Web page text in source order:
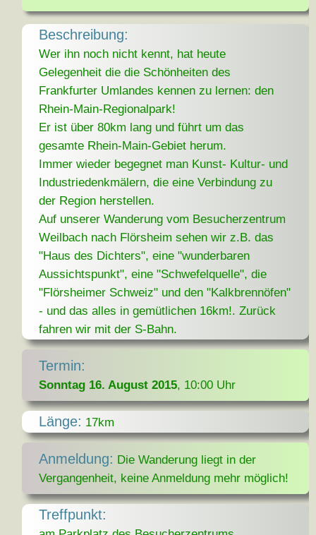
Beschreibung:
Wer ihn noch nicht kennt, hat heute
Gelegenheit die die Schönheiten des
Frankfurter Umlandes kennen zu lernen: den
Rhein-Main-Regionalpark!
Er ist über 80km lang und führt um das
gesamte Rhein-Main-Gebiet herum.
Immer wieder begegnet man Kunst- Kultur- und
Industriedenkmälern, die eine Verbindung zu
der Region herstellen.
Auf unserer Wanderung vom Besucherzentrum
Weilbach nach Flörsheim sehen wir z.B. das
"Haus des Dichters", eine "wunderbaren
Aussichtspunkt", eine "Schwefelquelle", die
"Flörsheimer Schweiz" und den "Kalkbrennöfen"
- und das alles in gemütlichen 16km!. Zurück
fahren wir mit der S-Bahn.
Termin:
Sonntag 16. August 2015, 10:00 Uhr
Länge: 17km
Anmeldung: Die Wanderung liegt in der
Vergangenheit, keine Anmeldung mehr möglich!
Treffpunkt: